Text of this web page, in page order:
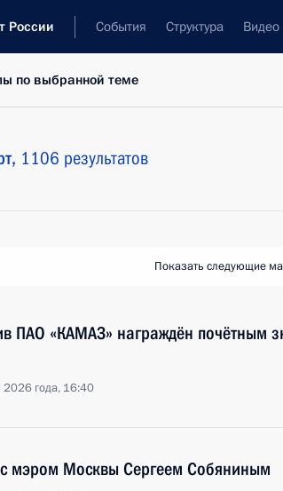
России События Структура Видео
по выбранной теме
1106 результатов
Показать следующие
ПАО «КАМАЗ» награждён почётным
2026 года, 16:40
с мэром Москвы Сергеем Собяниным